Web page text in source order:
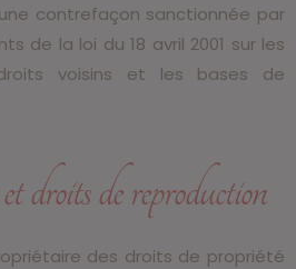
contrefaçon sanctionnée par
de la loi du 18 avril 2001 sur les
voisins et les bases de
droits de reproduction
des droits de propriété